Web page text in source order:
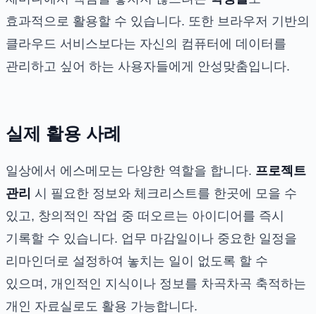
효과적으로 활용할 수 있습니다. 또한 브라우저 기반의
클라우드 서비스보다는 자신의 컴퓨터에 데이터를
관리하고 싶어 하는 사용자들에게 안성맞춤입니다.
실제 활용 사례
일상에서 에스메모는 다양한 역할을 합니다. 프로젝트
관리 시 필요한 정보와 체크리스트를 한곳에 모을 수
있고, 창의적인 작업 중 떠오르는 아이디어를 즉시
기록할 수 있습니다. 업무 마감일이나 중요한 일정을
리마인더로 설정하여 놓치는 일이 없도록 할 수
있으며, 개인적인 지식이나 정보를 차곡차곡 축적하는
개인 자료실로도 활용 가능합니다.